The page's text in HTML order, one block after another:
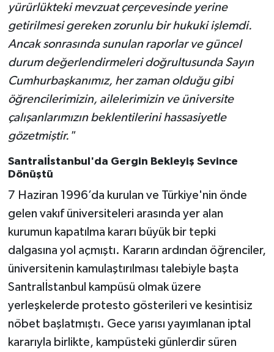
yürürlükteki mevzuat çerçevesinde yerine
getirilmesi gereken zorunlu bir hukuki işlemdi.
Ancak sonrasında sunulan raporlar ve güncel
durum değerlendirmeleri doğrultusunda Sayın
Cumhurbaşkanımız, her zaman olduğu gibi
öğrencilerimizin, ailelerimizin ve üniversite
çalışanlarımızın beklentilerini hassasiyetle
gözetmiştir."
Santralİstanbul'da Gergin Bekleyiş Sevince
Dönüştü
7 Haziran 1996’da kurulan ve Türkiye'nin önde
gelen vakıf üniversiteleri arasında yer alan
kurumun kapatılma kararı büyük bir tepki
dalgasına yol açmıştı. Kararın ardından öğrenciler,
üniversitenin kamulaştırılması talebiyle başta
Santralİstanbul kampüsü olmak üzere
yerleşkelerde protesto gösterileri ve kesintisiz
nöbet başlatmıştı. Gece yarısı yayımlanan iptal
kararıyla birlikte, kampüsteki günlerdir süren